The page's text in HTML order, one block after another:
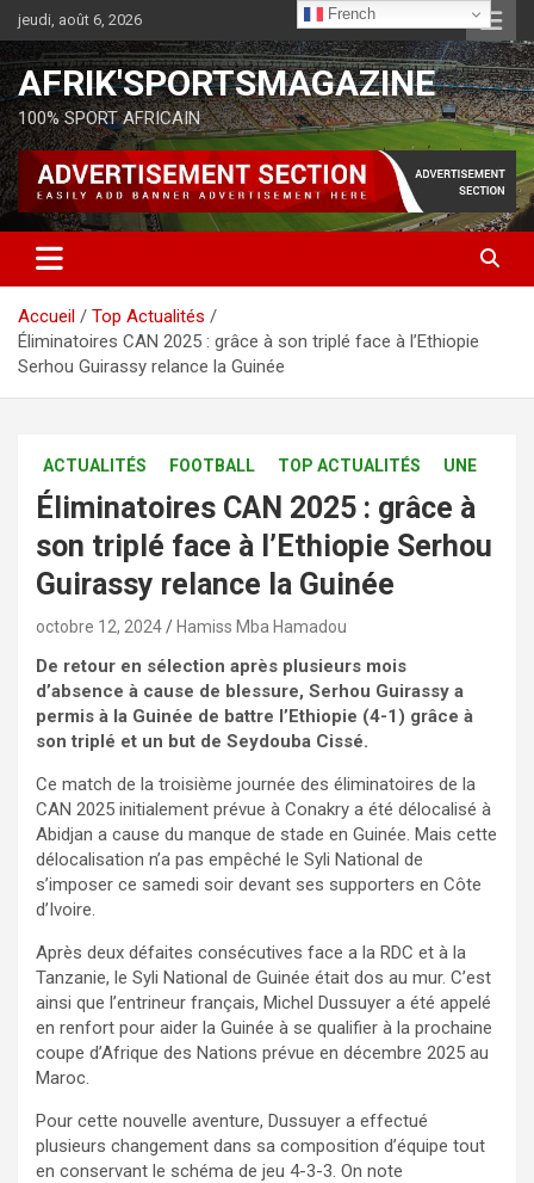
jeudi, août 6, 2026
AFRIK'SPORTSMAGAZINE
100% SPORT AFRICAIN
Accueil
Top Actualités
Éliminatoires CAN 2025 : grâce à son triplé face à l’Ethiopie
Serhou Guirassy relance la Guinée
ACTUALITÉS FOOTBALL TOP ACTUALITÉS UNE
Éliminatoires CAN 2025 : grâce à
son triplé face à l’Ethiopie Serhou
Guirassy relance la Guinée
octobre 12, 2024 Hamiss Mba Hamadou
De retour en sélection après plusieurs mois
d’absence à cause de blessure, Serhou Guirassy a
permis à la Guinée de battre l’Ethiopie (4-1) grâce à
son triplé et un but de Seydouba Cissé.
Ce match de la troisième journée des éliminatoires de la
CAN 2025 initialement prévue à Conakry a été délocalisé à
Abidjan a cause du manque de stade en Guinée. Mais cette
délocalisation n’a pas empêché le Syli National de
s’imposer ce samedi soir devant ses supporters en Côte
d’Ivoire.
Après deux défaites consécutives face a la RDC et à la
Tanzanie, le Syli National de Guinée était dos au mur. C’est
ainsi que l’entrineur français, Michel Dussuyer a été appelé
en renfort pour aider la Guinée à se qualifier à la prochaine
coupe d’Afrique des Nations prévue en décembre 2025 au
Maroc.
Pour cette nouvelle aventure, Dussuyer a effectué
plusieurs changement dans sa composition d’équipe tout
en conservant le schéma de jeu 4-3-3. On note
French